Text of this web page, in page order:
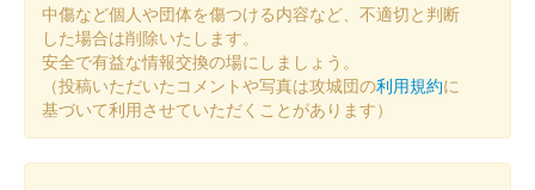
販売終了
「DANDELION」をイメージしたフォログラムデザインに蓄光イ
ンクを用いることにより、明るい場所と暗い場所で2種類のデザ
中傷など個人や団体を傷つける内容など、不適切と判断
した場合は削除いたします。
安全で有益な情報交換の場にしましょう。
（投稿いただいたコメントや写真は攻城団の利用規約に
基づいて利用させていただくことがあります）